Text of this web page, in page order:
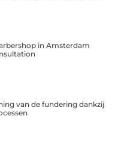
in Amsterdam
van de fundering dankzij